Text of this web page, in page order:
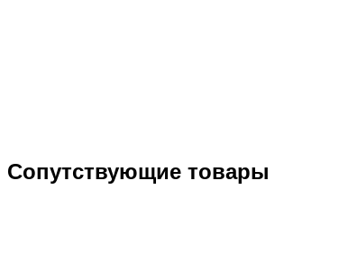
Сопутствующие товары